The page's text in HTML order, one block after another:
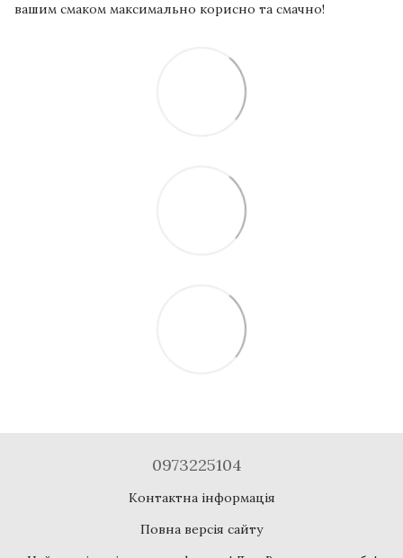
вашим смаком максимально корисно та смачно!
0973225104
Контактна інформація
Повна версія сайту